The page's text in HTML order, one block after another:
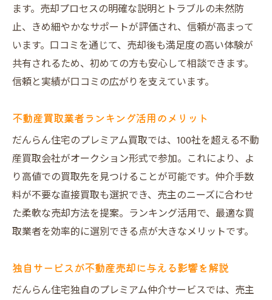
ます。売却プロセスの明確な説明とトラブルの未然防
止、きめ細やかなサポートが評価され、信頼が高まって
います。口コミを通じて、売却後も満足度の高い体験が
共有されるため、初めての方も安心して相談できます。
信頼と実績が口コミの広がりを支えています。
不動産買取業者ランキング活用のメリット
だんらん住宅のプレミアム買取では、100社を超える不動
産買取会社がオークション形式で参加。これにより、よ
り高値での買取先を見つけることが可能です。仲介手数
料が不要な直接買取も選択でき、売主のニーズに合わせ
た柔軟な売却方法を提案。ランキング活用で、最適な買
取業者を効率的に選別できる点が大きなメリットです。
独自サービスが不動産売却に与える影響を解説
だんらん住宅独自のプレミアム仲介サービスでは、売主